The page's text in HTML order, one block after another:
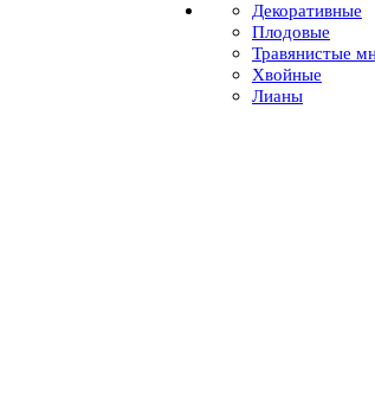
Декоративные
Плодовые
Травянистые
Хвойные
Лианы